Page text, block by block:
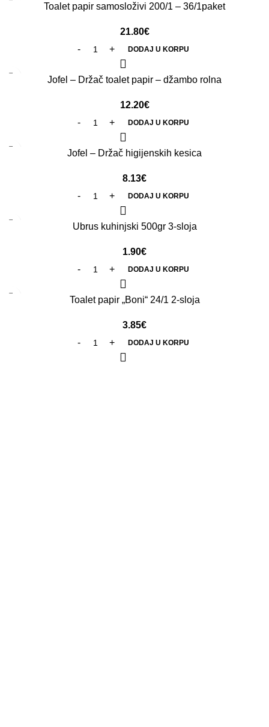
Toalet papir samosloživi 200/1 – 36/1paket
21.80€
DODAJ U KORPU
Jofel – Držač toalet papir – džambo rolna
12.20€
DODAJ U KORPU
Jofel – Držač higijenskih kesica
8.13€
DODAJ U KORPU
Ubrus kuhinjski 500gr 3-sloja
1.90€
DODAJ U KORPU
Toalet papir „Boni“ 24/1 2-sloja
3.85€
DODAJ U KORPU